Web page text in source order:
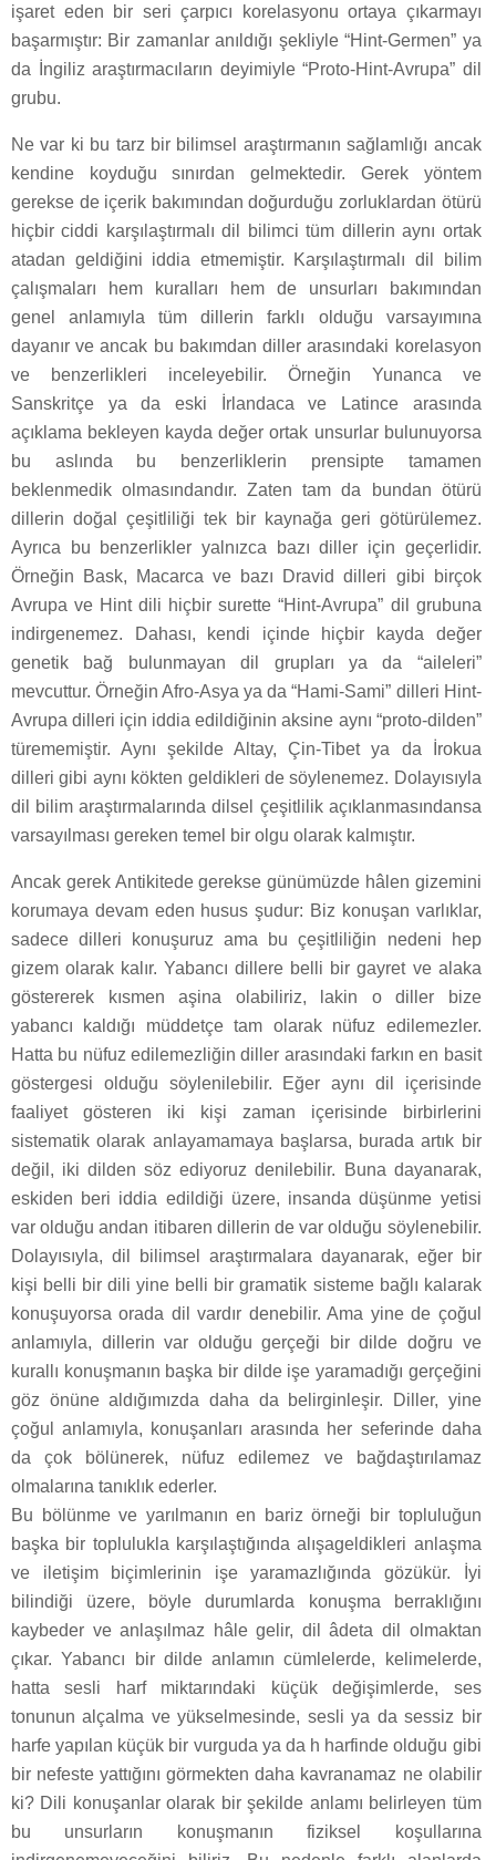
işaret eden bir seri çarpıcı korelasyonu ortaya çıkarmayı
başarmıştır: Bir zamanlar anıldığı şekliyle “Hint-Germen” ya
da İngiliz araştırmacıların deyimiyle “Proto-Hint-Avrupa” dil
grubu.
Ne var ki bu tarz bir bilimsel araştırmanın sağlamlığı ancak
kendine koyduğu sınırdan gelmektedir. Gerek yöntem
gerekse de içerik bakımından doğurduğu zorluklardan ötürü
hiçbir ciddi karşılaştırmalı dil bilimci tüm dillerin aynı ortak
atadan geldiğini iddia etmemiştir. Karşılaştırmalı dil bilim
çalışmaları hem kuralları hem de unsurları bakımından
genel anlamıyla tüm dillerin farklı olduğu varsayımına
dayanır ve ancak bu bakımdan diller arasındaki korelasyon
ve benzerlikleri inceleyebilir. Örneğin Yunanca ve
Sanskritçe ya da eski İrlandaca ve Latince arasında
açıklama bekleyen kayda değer ortak unsurlar bulunuyorsa
bu aslında bu benzerliklerin prensipte tamamen
beklenmedik olmasındandır. Zaten tam da bundan ötürü
dillerin doğal çeşitliliği tek bir kaynağa geri götürülemez.
Ayrıca bu benzerlikler yalnızca bazı diller için geçerlidir.
Örneğin Bask, Macarca ve bazı Dravid dilleri gibi birçok
Avrupa ve Hint dili hiçbir surette “Hint-Avrupa” dil grubuna
indirgenemez. Dahası, kendi içinde hiçbir kayda değer
genetik bağ bulunmayan dil grupları ya da “aileleri”
mevcuttur. Örneğin Afro-Asya ya da “Hami-Sami” dilleri Hint-
Avrupa dilleri için iddia edildiğinin aksine aynı “proto-dilden”
türememiştir. Aynı şekilde Altay, Çin-Tibet ya da İrokua
dilleri gibi aynı kökten geldikleri de söylenemez. Dolayısıyla
dil bilim araştırmalarında dilsel çeşitlilik açıklanmasındansa
varsayılması gereken temel bir olgu olarak kalmıştır.
Ancak gerek Antikitede gerekse günümüzde hâlen gizemini
korumaya devam eden husus şudur: Biz konuşan varlıklar,
sadece dilleri konuşuruz ama bu çeşitliliğin nedeni hep
gizem olarak kalır. Yabancı dillere belli bir gayret ve alaka
göstererek kısmen aşina olabiliriz, lakin o diller bize
yabancı kaldığı müddetçe tam olarak nüfuz edilemezler.
Hatta bu nüfuz edilemezliğin diller arasındaki farkın en basit
göstergesi olduğu söylenilebilir. Eğer aynı dil içerisinde
faaliyet gösteren iki kişi zaman içerisinde birbirlerini
sistematik olarak anlayamamaya başlarsa, burada artık bir
değil, iki dilden söz ediyoruz denilebilir. Buna dayanarak,
eskiden beri iddia edildiği üzere, insanda düşünme yetisi
var olduğu andan itibaren dillerin de var olduğu söylenebilir.
Dolayısıyla, dil bilimsel araştırmalara dayanarak, eğer bir
kişi belli bir dili yine belli bir gramatik sisteme bağlı kalarak
konuşuyorsa orada dil vardır denebilir. Ama yine de çoğul
anlamıyla, dillerin var olduğu gerçeği bir dilde doğru ve
kurallı konuşmanın başka bir dilde işe yaramadığı gerçeğini
göz önüne aldığımızda daha da belirginleşir. Diller, yine
çoğul anlamıyla, konuşanları arasında her seferinde daha
da çok bölünerek, nüfuz edilemez ve bağdaştırılamaz
olmalarına tanıklık ederler.
Bu bölünme ve yarılmanın en bariz örneği bir topluluğun
başka bir toplulukla karşılaştığında alışageldikleri anlaşma
ve iletişim biçimlerinin işe yaramazlığında gözükür. İyi
bilindiği üzere, böyle durumlarda konuşma berraklığını
kaybeder ve anlaşılmaz hâle gelir, dil âdeta dil olmaktan
çıkar. Yabancı bir dilde anlamın cümlelerde, kelimelerde,
hatta sesli harf miktarındaki küçük değişimlerde, ses
tonunun alçalma ve yükselmesinde, sesli ya da sessiz bir
harfe yapılan küçük bir vurguda ya da h harfinde olduğu gibi
bir nefeste yattığını görmekten daha kavranamaz ne olabilir
ki? Dili konuşanlar olarak bir şekilde anlamı belirleyen tüm
bu unsurların konuşmanın fiziksel koşullarına